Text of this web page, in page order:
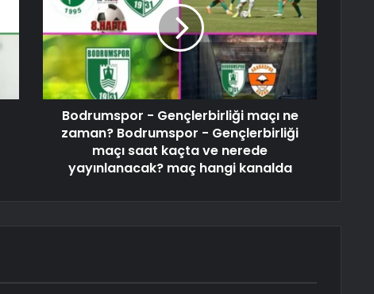
Bodrumspor - Gençlerbirliği maçı ne
zaman? Bodrumspor - Gençlerbirliği
maçı saat kaçta ve nerede
yayınlanacak? maç hangi kanalda